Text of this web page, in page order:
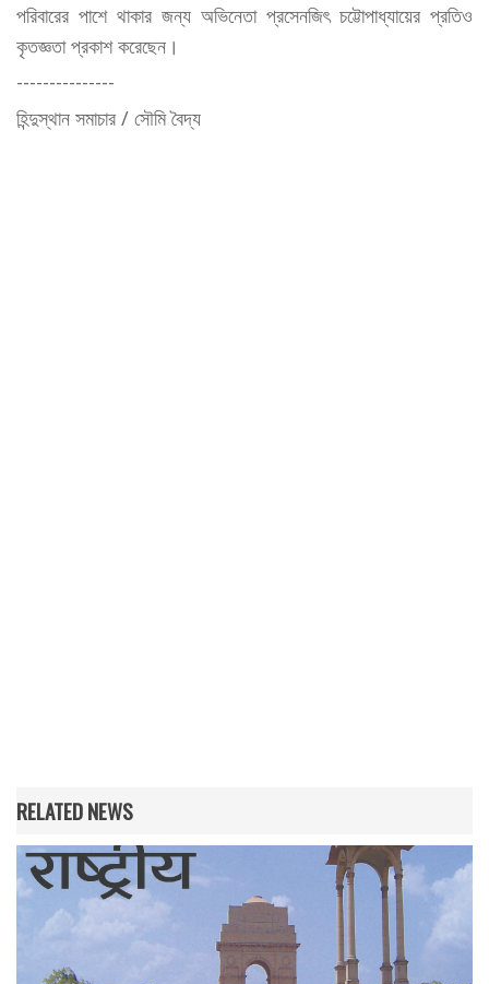
পরিবারের পাশে থাকার জন্য অভিনেতা প্রসেনজিৎ চট্টোপাধ্যায়ের প্রতিও
কৃতজ্ঞতা প্রকাশ করেছেন।
---------------
হিন্দুস্থান সমাচার / সৌমি বৈদ্য
RELATED NEWS